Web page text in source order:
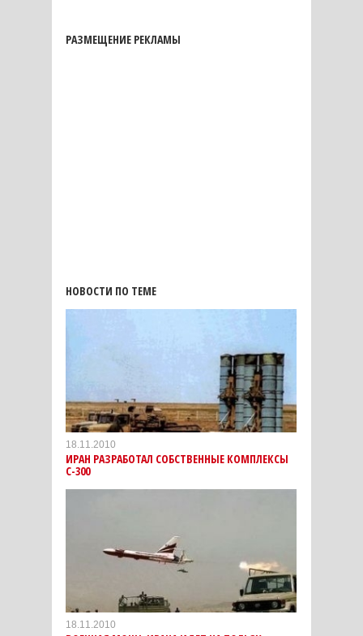
РАЗМЕЩЕНИЕ РЕКЛАМЫ
НОВОСТИ ПО ТЕМЕ
18.11.2010
ИРАН РАЗРАБОТАЛ СОБСТВЕННЫЕ КОМПЛЕКСЫ
С-300
18.11.2010